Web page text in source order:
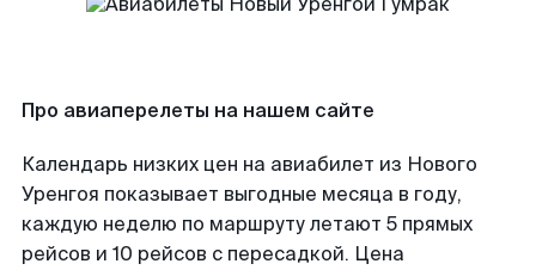
Про авиаперелеты на нашем сайте
Календарь низких цен на авиабилет из Нового
Уренгоя показывает выгодные месяца в году,
каждую неделю по маршруту летают 5 прямых
рейсов и 10 рейсов с пересадкой. Цена